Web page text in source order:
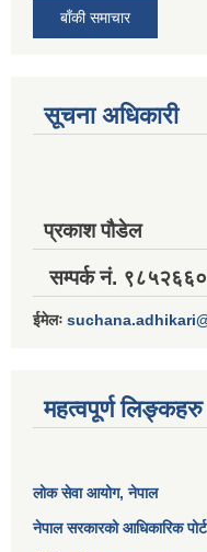
बाँकी समाचार
सूचना अधिकारी
प्रकाश पौडेल
सम्पर्क नं.
ईमेलः
महत्वपूर्ण लिङ्कहरु
लोक सेवा आयोग, नेपाल
नेपाल सरकारको आधिकारिक